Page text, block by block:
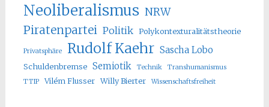
Neoliberalismus NRW
Piratenpartei Politik Polykontexturalitätstheorie
Privatsphäre Rudolf Kaehr Sascha Lobo
Schuldenbremse Semiotik Technik
Transhumanismus
TTIP
Vilém Flusser Willy Bierter Wissenschaftsfreiheit